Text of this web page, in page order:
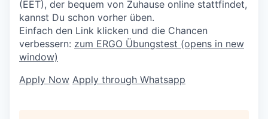
(EET), der bequem von Zuhause online stattfindet,
kannst Du schon vorher üben.
Einfach den Link klicken und die Chancen
verbessern: zum ERGO Übungstest (opens in new
window)
Apply Now Apply through Whatsapp